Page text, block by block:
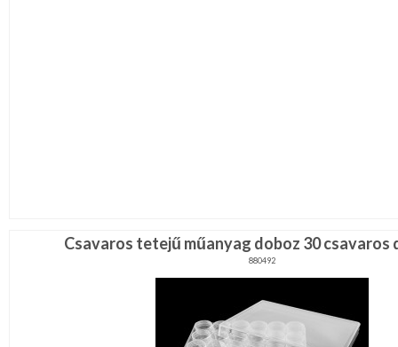
Csavaros tetejű műanyag doboz 30 csavaros
880492